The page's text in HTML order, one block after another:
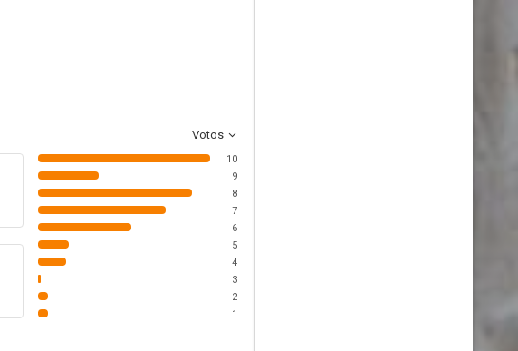
Votos
10
9
8
7
6
5
4
3
2
1